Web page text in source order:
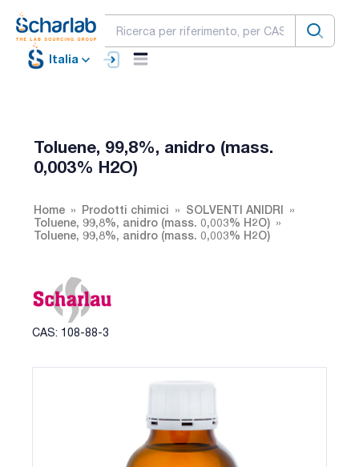
Italia
Toluene, 99,8%, anidro (mass.
0,003% H2O)
Home Prodotti chimici
SOLVENTI ANIDRI
Toluene, 99,8%, anidro (mass. 0,003% H2O)
Toluene, 99,8%, anidro (mass. 0,003% H2O)
CAS: 108-88-3